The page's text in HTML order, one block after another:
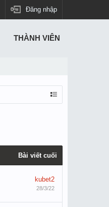
Đăng nhập
Bài viết cuối
kubet2
28/3/22
THÀNH VIÊN